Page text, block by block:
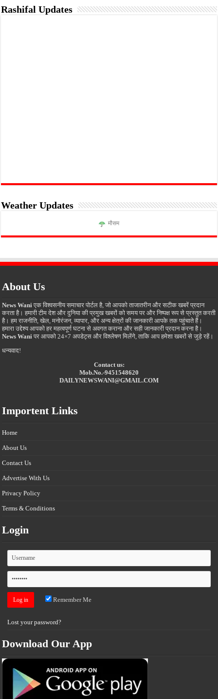
Rashifal Updates
Weather Updates
मौसम
About Us
News Wani एक विश्वसनीय समाचार पोर्टल है, जो आपको ताजातरीन और सटीक खबरें प्रदान
करता है। हमारी टीम देश और दुनिया की प्रमुख खबरों को समय पर और निष्पक्ष रूप से प्रस्तुत करती
है। हम राजनीति, खेल, मनोरंजन, व्यापार, और अन्य क्षेत्रों की जानकारी आपके तक पहुंचाते हैं।
हमारा उद्देश्य आपको हर महत्वपूर्ण घटना से अवगत कराना और सही जानकारी प्रदान करना है।
News Wani पर आपको 24×7 अपडेट्स और विश्लेषण मिलेंगे, ताकि आप हमेशा खबरों से जुड़े रहें।
धन्यवाद!
Contact us:
Mob.No.-9451548620
DAILYNEWSWANI@GMAIL.COM
Importent Links
Home
About Us
Contact Us
Advertise With Us
Privacy Policy
Terms & Conditions
Login
Remember Me
Lost your password?
Download Our App